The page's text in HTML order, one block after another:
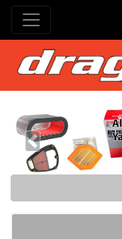
Previous